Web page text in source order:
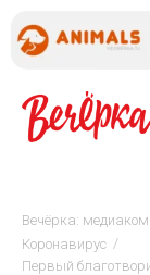
Вечёрка:
Коронавирус /
Первый